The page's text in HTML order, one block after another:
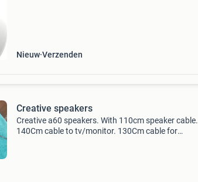
Nieuw Verzenden
Creative speakers
Creative a60 speakers. With 110cm speaker cable.
140Cm cable to tv/monitor. 130Cm cable for